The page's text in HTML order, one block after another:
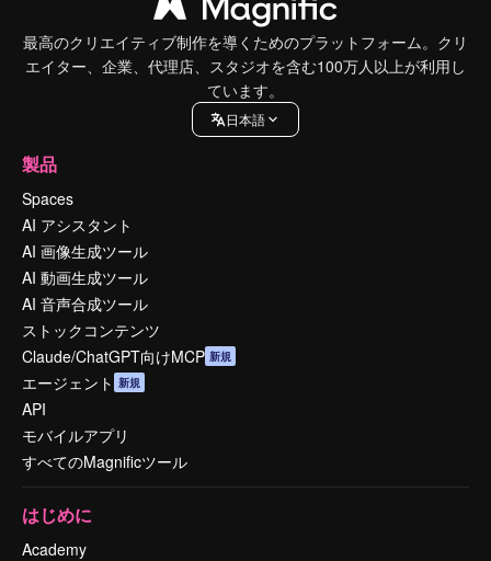
最高のクリエイティブ制作を導くためのプラットフォーム。クリ
エイター、企業、代理店、スタジオを含む100万人以上が利用し
ています。
日本語
製品
Spaces
AI アシスタント
AI 画像生成ツール
AI 動画生成ツール
AI 音声合成ツール
ストックコンテンツ
Claude/ChatGPT向けMCP 新規
エージェント 新規
API
モバイルアプリ
すべてのMagnificツール
はじめに
Academy